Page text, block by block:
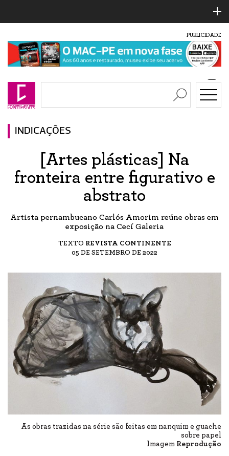
PUBLICIDADE
INDICAÇÕES
[Artes plásticas] Na
fronteira entre figurativo e
abstrato
Artista pernambucano Carlós Amorim reúne obras em
exposição na Cecí Galeria
TEXTO REVISTA CONTINENTE
05 DE SETEMBRO DE 2022
As obras trazidas na série são feitas em nanquim e guache
sobre papel
Imagem Reprodução